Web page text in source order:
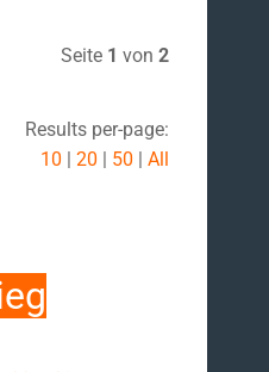
Seite 1 von 2
Results per-page:
10 | 20 | 50 | All